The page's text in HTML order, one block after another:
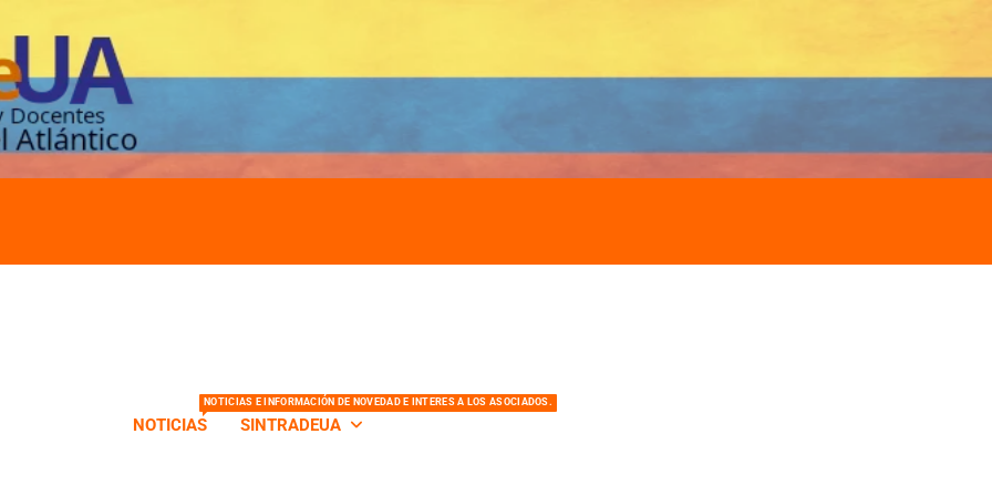
NOTICIAS
NOTICIAS E INFORMACIÓN DE NOVEDAD E INTERES A LOS ASOCIADOS.
SINTRADEUA